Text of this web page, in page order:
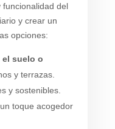
del
y crear un
opciones:
suelo o
y terrazas.
y sostenibles.
toque acogedor